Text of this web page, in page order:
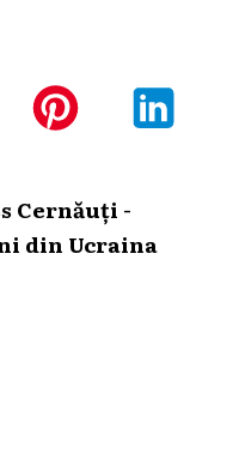
Cernăuți -
din Ucraina